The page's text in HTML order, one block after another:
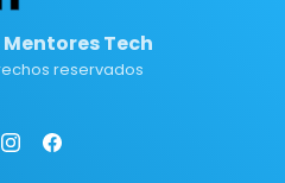
Mentores Tech
reservados